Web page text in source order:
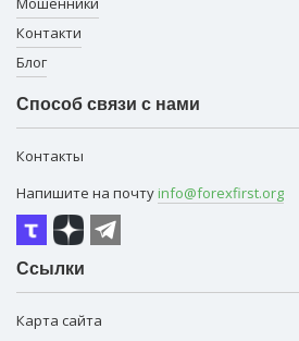
Контакти
Блог
Способ связи с нами
Контакты
Напишите на почту info@forexfirst.org
Ссылки
Карта сайта